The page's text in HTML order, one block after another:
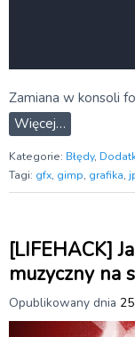
Zamiana w konsoli
Więcej…
Kategorie: Błędy,
Tagi: gfx, gimp, grafika,
[LIFEHACK]
muzyczny na
Opublikowany dnia